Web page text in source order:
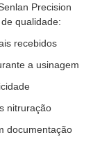
Precision
qualidade:
recebidos
a usinagem
nitruração
documentação